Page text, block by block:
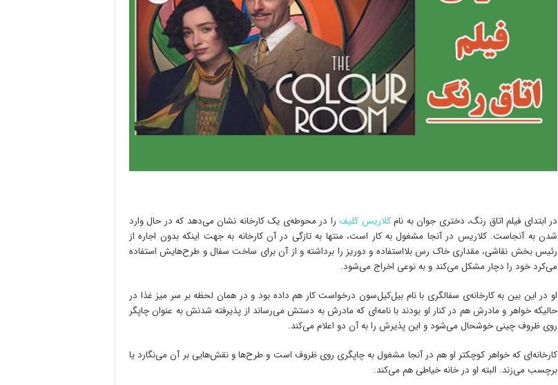
در ابتدای فیلم اتاق رنگ، دختری جوان به نامکلاریس کلیف را در محوطه‌ی یک کارخانه نشان می‌دهد که در حال وارد
شدن به آنجاست. کلاریس در آنجا مشغول به کار است، منتها به تازگی در آن کارخانه به جهت اینکه بدون اجاره از
رئیس بخش نقاشی، مقداری خاک رس بلااستفاده و دوریز را برداشته و از آن برای ساخت سفال و طرح‌هایش استفاده
می‌کرد خود را دچار مشکل می‌کند و به نوعی اخراج می‌شود.
او در این بین به کارخانه‌ی سفالگری با نام بیل‌کیل‌سون درخواست کار هم داده بود و در همان لحظه بر سر میز غذا در
حالیکه خواهر و مادرش هم در کنار او بودند با نامه‌ای که مادرش به دستش می‌رساند از پذیرفته شدنش به عنوان چاپگر
روی ظروف چینی خوشحال می‌شود و این پذیرش را به آن دو اعلام می‌کند.
کارخانه‌ای که خواهر کوچکتر او هم در آنجا مشغول به چاپگری روی ظروف است و طرح‌ها و نقش‌هایی بر آن می‌نگارد یا
برچسب می‌زند. البته او در خانه خیاطی هم می‌کند.